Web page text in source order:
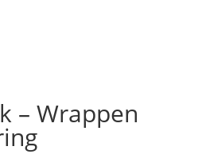
– Wrappen